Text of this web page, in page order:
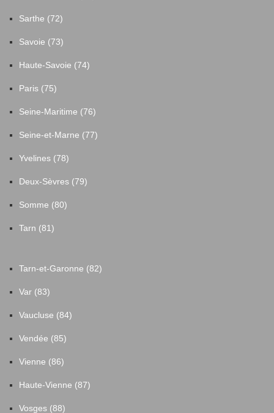
Sarthe (72)
Savoie (73)
Haute-Savoie (74)
Paris (75)
Seine-Maritime (76)
Seine-et-Marne (77)
Yvelines (78)
Deux-Sèvres (79)
Somme (80)
Tarn (81)
Tarn-et-Garonne (82)
Var (83)
Vaucluse (84)
Vendée (85)
Vienne (86)
Haute-Vienne (87)
Vosges (88)